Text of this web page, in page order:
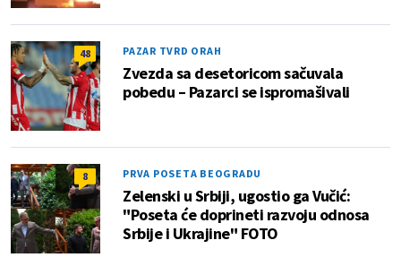
48 PAZAR TVRD ORAH
Zvezda sa desetoricom sačuvala
pobedu – Pazarci se ispromašivali
8 PRVA POSETA BEOGRADU
Zelenski u Srbiji, ugostio ga Vučić:
"Poseta će doprineti razvoju odnosa
Srbije i Ukrajine" FOTO